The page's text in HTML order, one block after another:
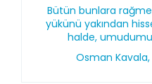
Bütün bunlara
yükünü yakından
halde,
Osman